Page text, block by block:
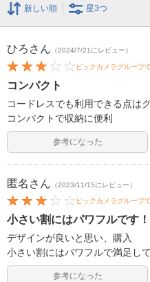
新しい順 星3つ
ひろ さん （2024/7/21にレビュー）
ビックカメラグループ
コンパクト
コードレスでも利用できる点は
コンパクトで収納に便利
参考になった
匿名 さん （2023/11/15にレビュー）
ビックカメラグループ
小さい割にはパワフルです！
デザインが良いと思い、購入
小さい割にはパワフルで満足し
参考になった